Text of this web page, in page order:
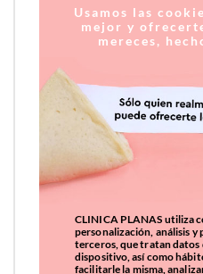
Usamos las
mejor y
mereces,
CLINICA PLANAS utiliza
personalización, análisis y
terceros, que tratan datos
dispositivo, así como
facilitarle la misma,